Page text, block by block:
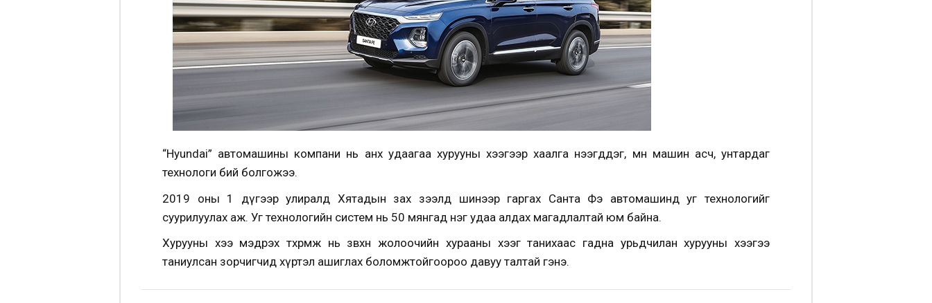
“Hyundai” автомашины компани нь анх удаагаа хурууны хээгээр хаалга нээгддэг, мөн машин асч, унтардаг
технологи бий болгожээ.
2019 оны 1 дүгээр улиралд Хятадын зах зээлд шинээр гаргах Санта Фэ автомашинд уг технологийг
суурилуулах аж. Уг технологийн систем нь 50 мянгад нэг удаа алдах магадлалтай юм байна.
Хурууны хээ мэдрэх төхөөрөмж нь зөвхөн жолоочийн хурааны хээг танихаас гадна урьдчилан хурууны хээгээ
таниулсан зорчигчид хүртэл ашиглах боломжтойгоороо давуу талтай гэнэ.